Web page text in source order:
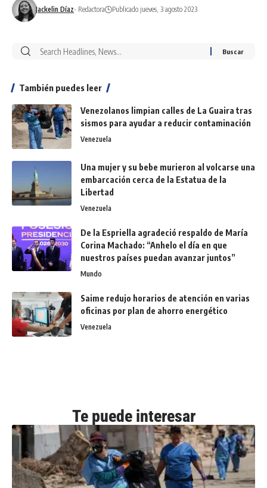
Jackelin Díaz- Redactora Publicado jueves, 3 agosto 2023
También puedes leer
Venezolanos limpian calles de La Guaira tras
sismos para ayudar a reducir contaminación
Venezuela
Una mujer y su bebe murieron al volcarse una
embarcación cerca de la Estatua de la
Libertad
Venezuela
De la Espriella agradeció respaldo de María
Corina Machado: “Anhelo el día en que
nuestros países puedan avanzar juntos”
Mundo
Saime redujo horarios de atención en varias
oficinas por plan de ahorro energético
Venezuela
Te puede interesar